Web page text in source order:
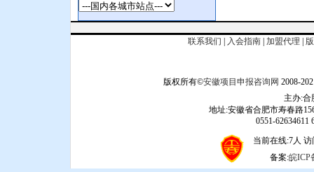
联系我们 入会指南| 加盟代理
版权所有©安徽项目申报咨询网 2008-
主办:合
地址:安徽省合肥市寿春路
0551-62634611
当前在线:7人 访
备案:皖ICP